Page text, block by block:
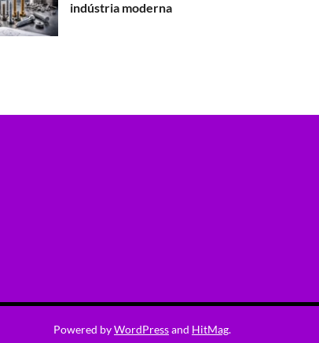
indústria moderna
Powered byWordPressand HitMag.